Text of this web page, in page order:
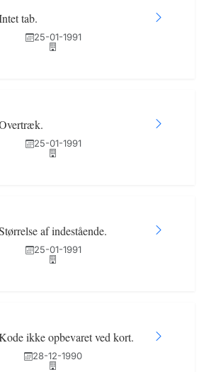
tab.
25-01-1991
25-01-1991
af indestående.
25-01-1991
ikke opbevaret ved kort.
28-12-1990